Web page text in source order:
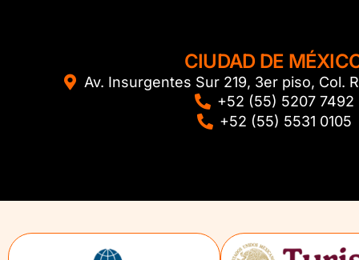
CIUDAD DE
Av. Insurgentes Sur 219, 3er piso, Col.
+52 (55) 5207 7492
+52 (55) 5531 0105